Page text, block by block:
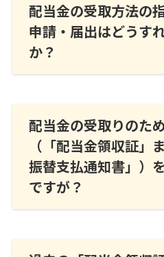
配当金の受取方法の
申請・届出はどうす
か？
配当金の受取りのた
（「配当金領収証」
振替支払通知書」）
ですが？